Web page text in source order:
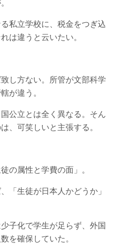
私立学校に、税金をつぎ込
は違うと云いたい。
し方ない。所管が文部科学
が違う。
公立とは全く異なる。そん
、可笑しいと主張する。
の属性と学費の面」。
「生徒が日本人かどうか」
子化で学生が足らず、外国
を確保していた。